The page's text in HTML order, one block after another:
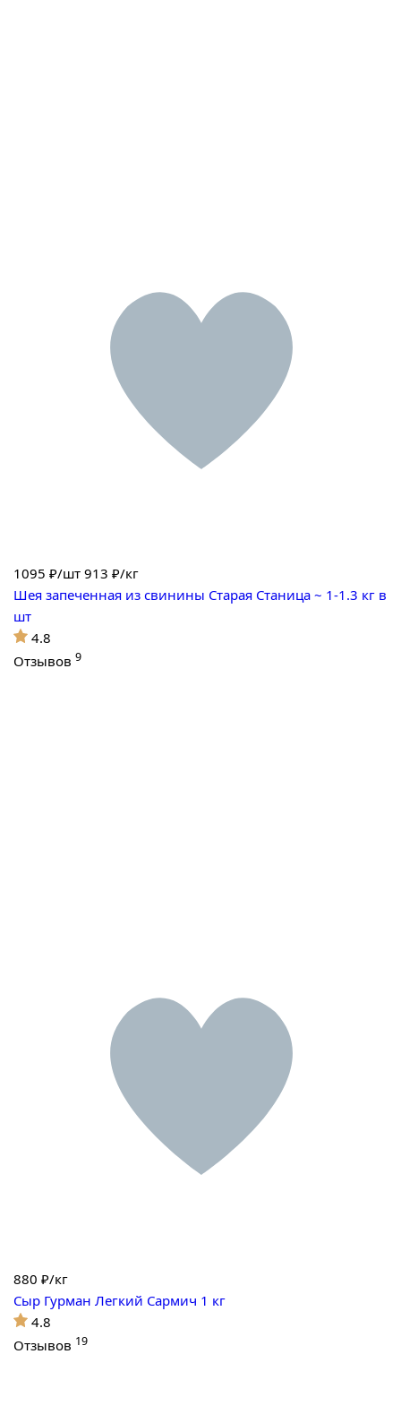
1095 ₽/шт 913 ₽/кг
Шея запеченная из свинины Старая Станица ~ 1-1.3 кг в
шт
4.8
Отзывов 9
880 ₽/кг
Сыр Гурман Легкий Сармич 1 кг
4.8
Отзывов 19